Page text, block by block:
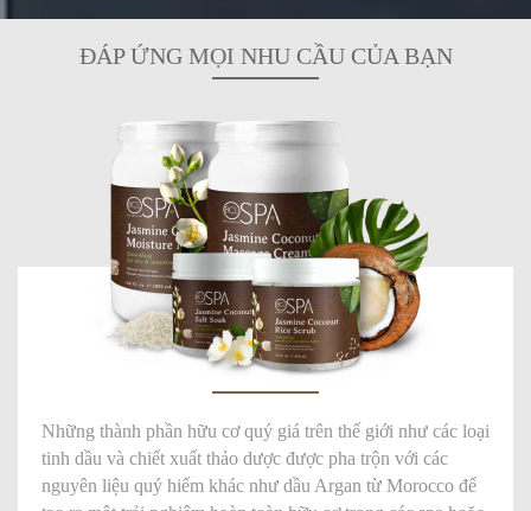
ĐÁP ỨNG MỌI NHU CẦU CỦA BẠN
Những thành phần hữu cơ quý giá trên thế giới như các loại
tinh dầu và chiết xuất thảo dược được pha trộn với các
nguyên liệu quý hiếm khác như dầu Argan từ Morocco để